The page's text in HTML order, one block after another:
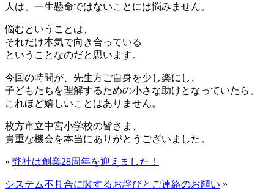
人は、一生懸命ではないことには悩みません。
悩むということは、
それだけ本気で向き合っている
ということなのだと思います。
今回の時間が、先生方ご自身を少し楽にし、
子どもたちを理解するための小さな助けとなっていたら、
これほど嬉しいことはありません。
枚方市立中宮小学校の皆さま、
貴重な機会を本当にありがとうございました。
« 弊社は創業28周年を迎えました！
システム不具合に関するお詫びとご連絡のお願い »